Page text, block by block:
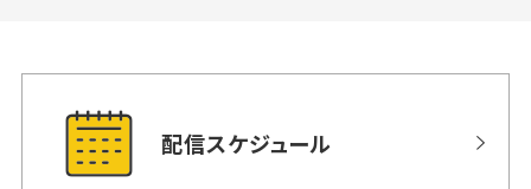
配信スケジュール